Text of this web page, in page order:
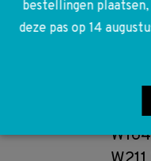
bestellingen
deze pas op 14